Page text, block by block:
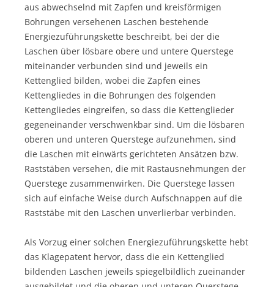
aus abwechselnd mit Zapfen und kreisförmigen
Bohrungen versehenen Laschen bestehende
Energiezuführungskette beschreibt, bei der die
Laschen über lösbare obere und untere Querstege
miteinander verbunden sind und jeweils ein
Kettenglied bilden, wobei die Zapfen eines
Kettengliedes in die Bohrungen des folgenden
Kettengliedes eingreifen, so dass die Kettenglieder
gegeneinander verschwenkbar sind. Um die lösbaren
oberen und unteren Querstege aufzunehmen, sind
die Laschen mit einwärts gerichteten Ansätzen bzw.
Raststäben versehen, die mit Rastausnehmungen der
Querstege zusammenwirken. Die Querstege lassen
sich auf einfache Weise durch Aufschnappen auf die
Raststäbe mit den Laschen unverlierbar verbinden.
Als Vorzug einer solchen Energiezuführungskette hebt
das Klagepatent hervor, dass die ein Kettenglied
bildenden Laschen jeweils spiegelbildlich zueinander